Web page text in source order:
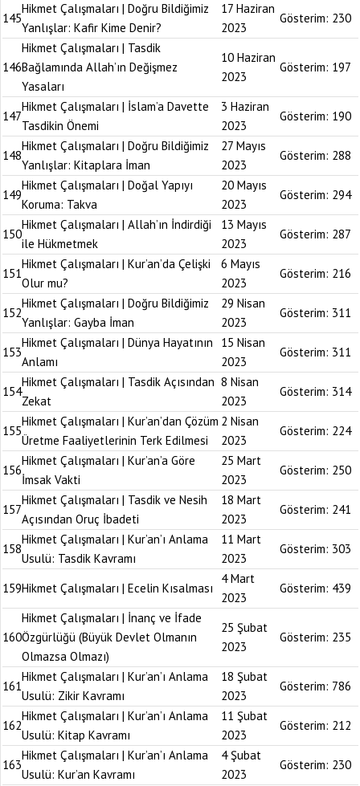
145
Hikmet Çalışmaları | Doğru Bildiğimiz
Yanlışlar: Kafir Kime Denir?
17 Haziran
2023
Gösterim: 230
146
Hikmet Çalışmaları | Tasdik
Bağlamında Allah’ın Değişmez
Yasaları
10 Haziran
2023
Gösterim: 197
147
Hikmet Çalışmaları | İslam’a Davette
Tasdikin Önemi
3 Haziran
2023
Gösterim: 190
148
Hikmet Çalışmaları | Doğru Bildiğimiz
Yanlışlar: Kitaplara İman
27 Mayıs
2023
Gösterim: 288
149
Hikmet Çalışmaları | Doğal Yapıyı
Koruma: Takva
20 Mayıs
2023
Gösterim: 294
150
Hikmet Çalışmaları | Allah’ın İndirdiği
ile Hükmetmek
13 Mayıs
2023
Gösterim: 287
151
Hikmet Çalışmaları | Kur’an’da Çelişki
Olur mu?
6 Mayıs
2023
Gösterim: 216
152
Hikmet Çalışmaları | Doğru Bildiğimiz
Yanlışlar: Gayba İman
29 Nisan
2023
Gösterim: 311
153
Hikmet Çalışmaları | Dünya Hayatının
Anlamı
15 Nisan
2023
Gösterim: 311
154
Hikmet Çalışmaları | Tasdik Açısından
Zekat
8 Nisan
2023
Gösterim: 314
155
Hikmet Çalışmaları | Kur’an’dan Çözüm
Üretme Faaliyetlerinin Terk Edilmesi
2 Nisan
2023
Gösterim: 224
156
Hikmet Çalışmaları | Kur’an’a Göre
İmsak Vakti
25 Mart
2023
Gösterim: 250
157
Hikmet Çalışmaları | Tasdik ve Nesih
Açısından Oruç İbadeti
18 Mart
2023
Gösterim: 241
158
Hikmet Çalışmaları | Kur’an’ı Anlama
Usulü: Tasdik Kavramı
11 Mart
2023
Gösterim: 303
159Hikmet Çalışmaları | Ecelin Kısalması
4 Mart
2023
Gösterim: 439
160
Hikmet Çalışmaları | İnanç ve İfade
Özgürlüğü (Büyük Devlet Olmanın
Olmazsa Olmazı)
25 Şubat
2023
Gösterim: 235
161
Hikmet Çalışmaları | Kur’an’ı Anlama
Usulü: Zikir Kavramı
18 Şubat
2023
Gösterim: 786
162
Hikmet Çalışmaları | Kur’an’ı Anlama
Usulü: Kitap Kavramı
11 Şubat
2023
Gösterim: 212
163
Hikmet Çalışmaları | Kur’an’ı Anlama
Usulü: Kur’an Kavramı
4 Şubat
2023
Gösterim: 230